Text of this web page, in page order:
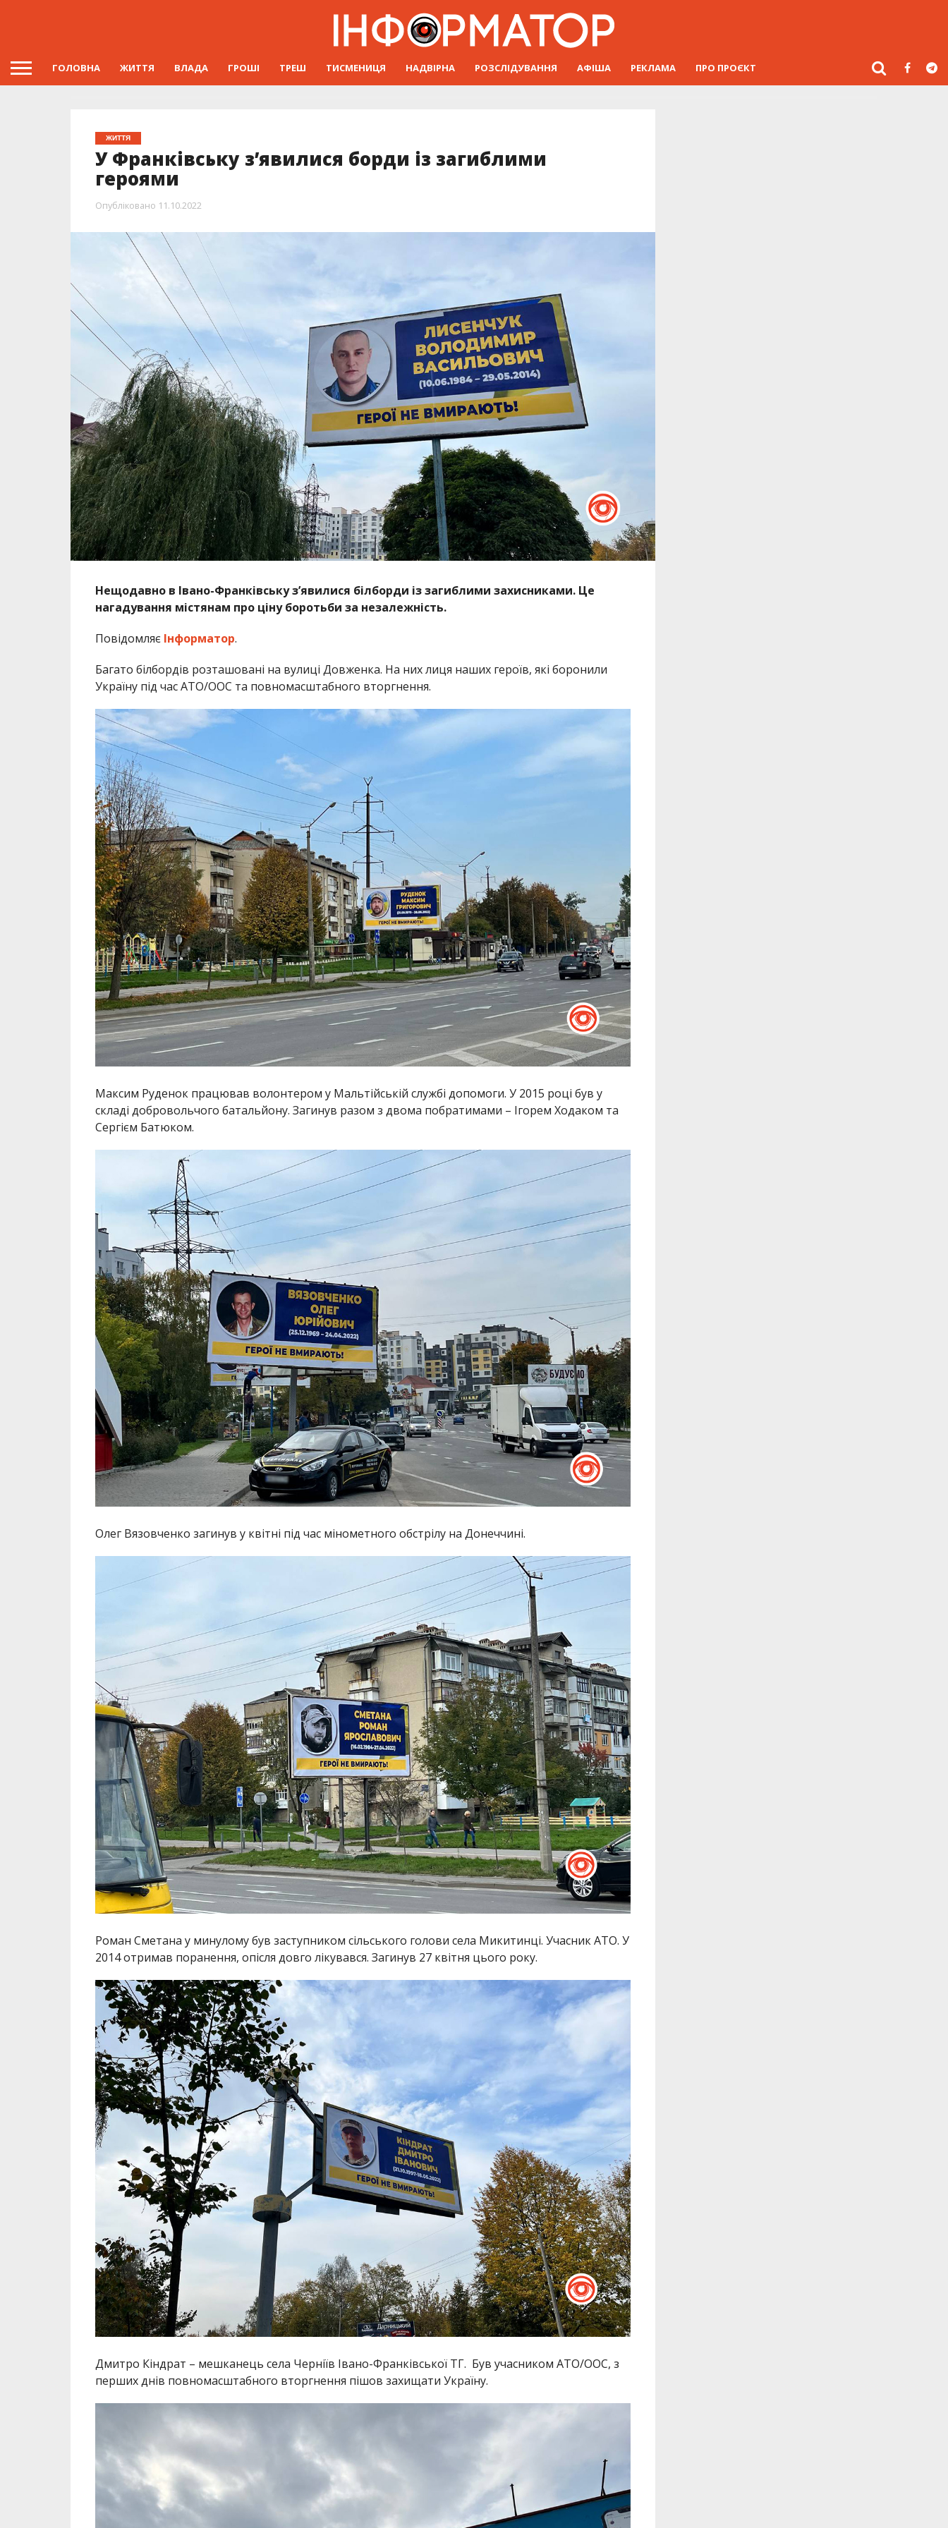
ГОЛОВНА ЖИТТЯ ВЛАДА ГРОШІ ТРЕШ ТИСМЕНИЦЯ НАДВІРНА РОЗСЛІДУВАННЯ АФІША РЕКЛАМА ПРО ПРОЄКТ
ЖИТТЯ
У Франківську з’явилися борди із загиблими
героями
Опубліковано 11.10.2022
Нещодавно в Івано-Франківську з’явилися білборди із загиблими захисниками. Це
нагадування містянам про ціну боротьби за незалежність.
Повідомляє Інформатор.
Багато білбордів розташовані на вулиці Довженка. На них лиця наших героїв, які боронили
Україну під час АТО/ООС та повномасштабного вторгнення.
Максим Руденок працював волонтером у Мальтійській службі допомоги. У 2015 році був у
складі добровольчого батальйону. Загинув разом з двома побратимами – Ігорем Ходаком та
Сергієм Батюком.
Олег Вязовченко загинув у квітні під час мінометного обстрілу на Донеччині.
Роман Сметана у минулому був заступником сільського голови села Микитинці. Учасник АТО. У
2014 отримав поранення, опісля довго лікувався. Загинув 27 квітня цього року.
Дмитро Кіндрат – мешканець села Черніїв Івано-Франківської ТГ. Був учасником АТО/ООС, з
перших днів повномасштабного вторгнення пішов захищати Україну.